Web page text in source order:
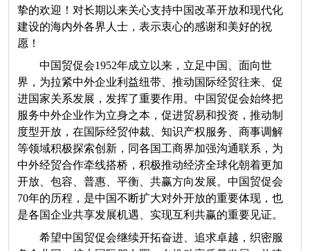
挚的欢迎！对长期以来关心支持中国改革开放和现代化
建设的海内外各界人士，表示衷心的感谢和美好的祝
愿！
中国贸促会1952年成立以来，立足中国、面向世
界，为拉紧中外企业利益纽带、推动国际经贸往来、促
进国家关系发展，发挥了重要作用。中国贸促会始终把
服务中外企业作为立身之本，促进贸易和投资，推动制
度型开放，在国际经贸仲裁、知识产权服务、商事调解
等领域积极探索创新，同各国工商界加强沟通联系，为
中外经贸合作牵线搭桥，积极推动经济全球化朝着更加
开放、包容、普惠、平衡、共赢方向发展。中国贸促会
70年的历程，是中国不断扩大对外开放的重要体现，也
是各国企业共享发展机遇、实现互利共赢的重要见证。
希望中国贸促会继续开拓奋进、追求卓越，织密服